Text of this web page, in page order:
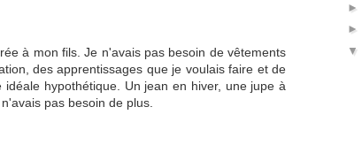
à mon fils. Je n'avais pas besoin de vêtements
des apprentissages que je voulais faire et de
hypothétique. Un jean en hiver, une jupe à
pas besoin de plus.
►
►
▼